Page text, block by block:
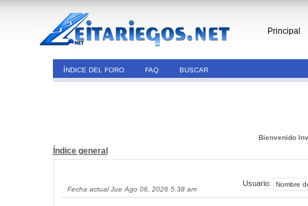
Principal
ÍNDICE DEL FORO FAQ BUSCAR
Bienvenido
Índice general
Fecha actual Jue Ago 06, 2026 5:38 am
Usuario: